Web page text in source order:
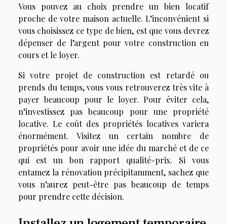
Vous pouvez au choix prendre un bien locatif
proche de votre maison actuelle. L’inconvénient si
vous choisissez ce type de bien, est que vous devrez
dépenser de l’argent pour votre construction en
cours et le loyer.
Si votre projet de construction est retardé ou
prends du temps, vous vous retrouverez très vite à
payer beaucoup pour le loyer. Pour éviter cela,
n’investissez pas beaucoup pour une propriété
locative. Le coût des propriétés locatives variera
énormément. Visitez un certain nombre de
propriétés pour avoir une idée du marché et de ce
qui est un bon rapport qualité-prix. Si vous
entamez la rénovation précipitamment, sachez que
vous n’aurez peut-être pas beaucoup de temps
pour prendre cette décision.